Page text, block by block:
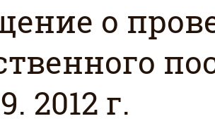
о
2012 г.